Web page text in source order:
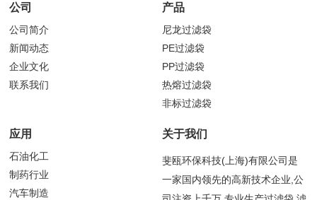
公司
公司简介
新闻动态
企业文化
联系我们
产品
尼龙过滤袋
PE过滤袋
PP过滤袋
热熔过滤袋
非标过滤袋
应用
石油化工
制药行业
汽车制造
关于我们
斐瓯环保科技(上海)有限公司是
一家国内领先的高新技术企业,公